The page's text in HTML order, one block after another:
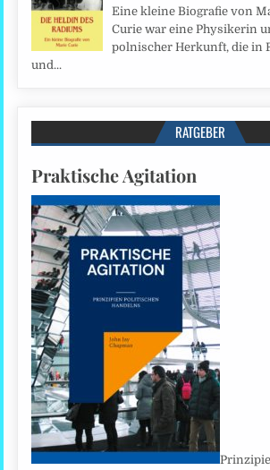
Eine kleine Biografie von
Curie war eine Physikerin
polnischer Herkunft, die in
und...
RATGEBER
Praktische Agitation